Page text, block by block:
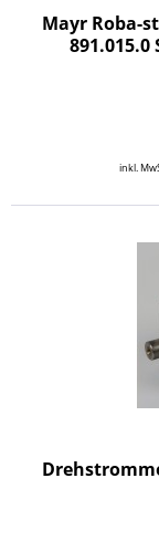
Mayr Roba-
891.015.0
inkl.